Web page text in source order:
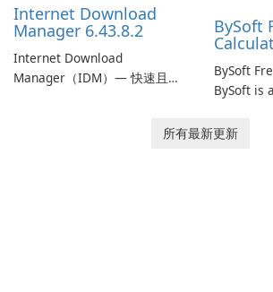
Internet Download
Manager 6.43.8.2
Internet Download
Manager（IDM）— 快速且可
Download Manager（IDM）
BySoft
BySoft
BySoft is
designed
所有最新更新